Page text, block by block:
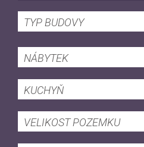
TYP BUDOVY
NÁBYTEK
KUCHYŇ
VELIKOST POZEMKU